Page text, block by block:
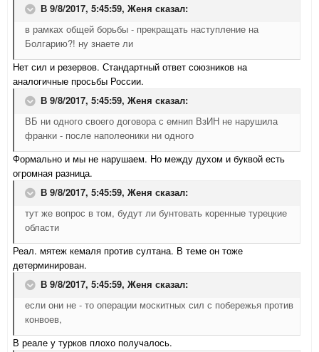
В 9/8/2017, 5:45:59, Женя сказал:
в рамках общей борьбы - прекращать наступление на
Болгарию?! ну знаете ли
Нет сил и резервов. Стандартный ответ союзников на
аналогичные просьбы России.
В 9/8/2017, 5:45:59, Женя сказал:
ВБ ни одного своего договора с емнип ВзИН не нарушила
франки - после наполеоники ни одного
Формально и мы не нарушаем. Но между духом и буквой есть
огромная разница.
В 9/8/2017, 5:45:59, Женя сказал:
тут же вопрос в том, будут ли бунтовать коренные турецкие
области
Реал. мятеж кемаля против султана. В теме он тоже
детерминирован.
В 9/8/2017, 5:45:59, Женя сказал:
если они не - то операции москитных сил с побережья против
конвоев,
В реале у турков плохо получалось.